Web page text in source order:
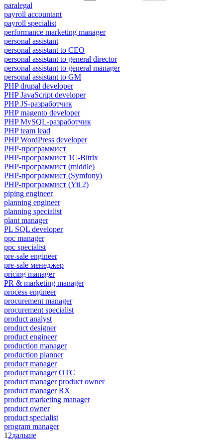
paralegal
payroll accountant
payroll specialist
performance marketing manager
personal assistant
personal assistant to CEO
personal assistant to general director
personal assistant to general manager
personal assistant to GM
PHP drupal developer
PHP JavaScript developer
PHP JS-разработчик
PHP magento developer
PHP MySQL-разработчик
PHP team lead
PHP WordPress developer
PHP-программист
PHP-программист 1C-Bitrix
PHP-программист (middle)
PHP-программист (Symfony)
PHP-программист (Yii 2)
piping engineer
planning engineer
planning specialist
plant manager
PL SQL developer
ppc manager
ppc specialist
pre-sale engineer
pre-sale менеджер
pricing manager
PR & marketing manager
process engineer
procurement manager
procurement specialist
product analyst
product designer
product engineer
production manager
production planner
product manager
product manager OTC
product manager product owner
product manager RX
product marketing manager
product owner
product specialist
program manager
1 2дальше